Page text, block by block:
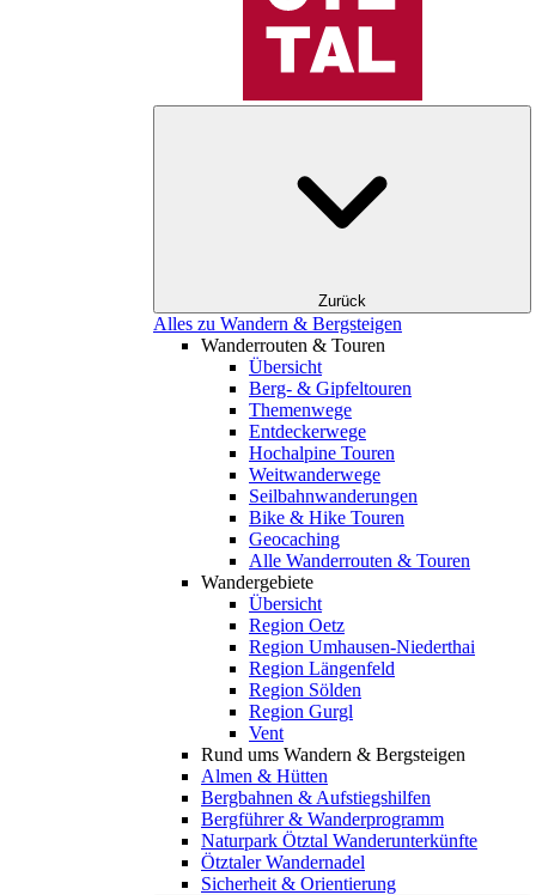
Zurück
Alles zu Wandern & Bergsteigen
Wanderrouten & Touren
Übersicht
Berg- & Gipfeltouren
Themenwege
Entdeckerwege
Hochalpine Touren
Weitwanderwege
Seilbahnwanderungen
Bike & Hike Touren
Geocaching
Alle Wanderrouten & Touren
Wandergebiete
Übersicht
Region Oetz
Region Umhausen-Niederthai
Region Längenfeld
Region Sölden
Region Gurgl
Vent
Rund ums Wandern & Bergsteigen
Almen & Hütten
Bergbahnen & Aufstiegshilfen
Bergführer & Wanderprogramm
Naturpark Ötztal Wanderunterkünfte
Ötztaler Wandernadel
Sicherheit & Orientierung